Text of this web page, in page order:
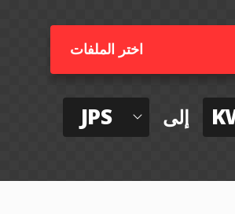
اختر الملفات
JPS إلى